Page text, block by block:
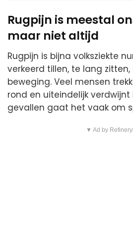
Rugpijn is meestal
maar niet altijd
Rugpijn is bijna volksziekte
verkeerd tillen, te lang zitten,
beweging. Veel mensen
rond en uiteindelijk verdwijnt
gevallen gaat het vaak om
▼ Ad by